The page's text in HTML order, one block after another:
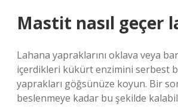
Mastit nasıl geçer
Lahana yapraklarını oklava veya
içerdikleri kükürt enzimini serbest
yaprakları göğsünüze koyun. Bir
beslenmeye kadar bu şekilde